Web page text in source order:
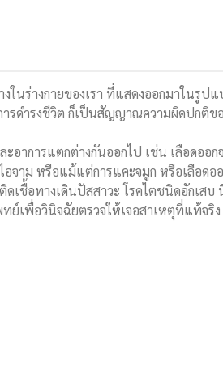
นร่างกายของเรา ที่แสดงออกมาในรูป
รดำรงชีวิต ก็เป็นสัญญาณความผิดปกติขอ
อาการแตกต่างกันออกไป เช่น เลือดออก
จาม หรือแม้แต่การแคะจมูก หรือเลือด
ติดเชื้อทางเดินปัสสาวะ โรคไตชนิดอักเ
เพื่อวินิจฉัยตรวจให้เจอสาเหตุที่แท้จริง